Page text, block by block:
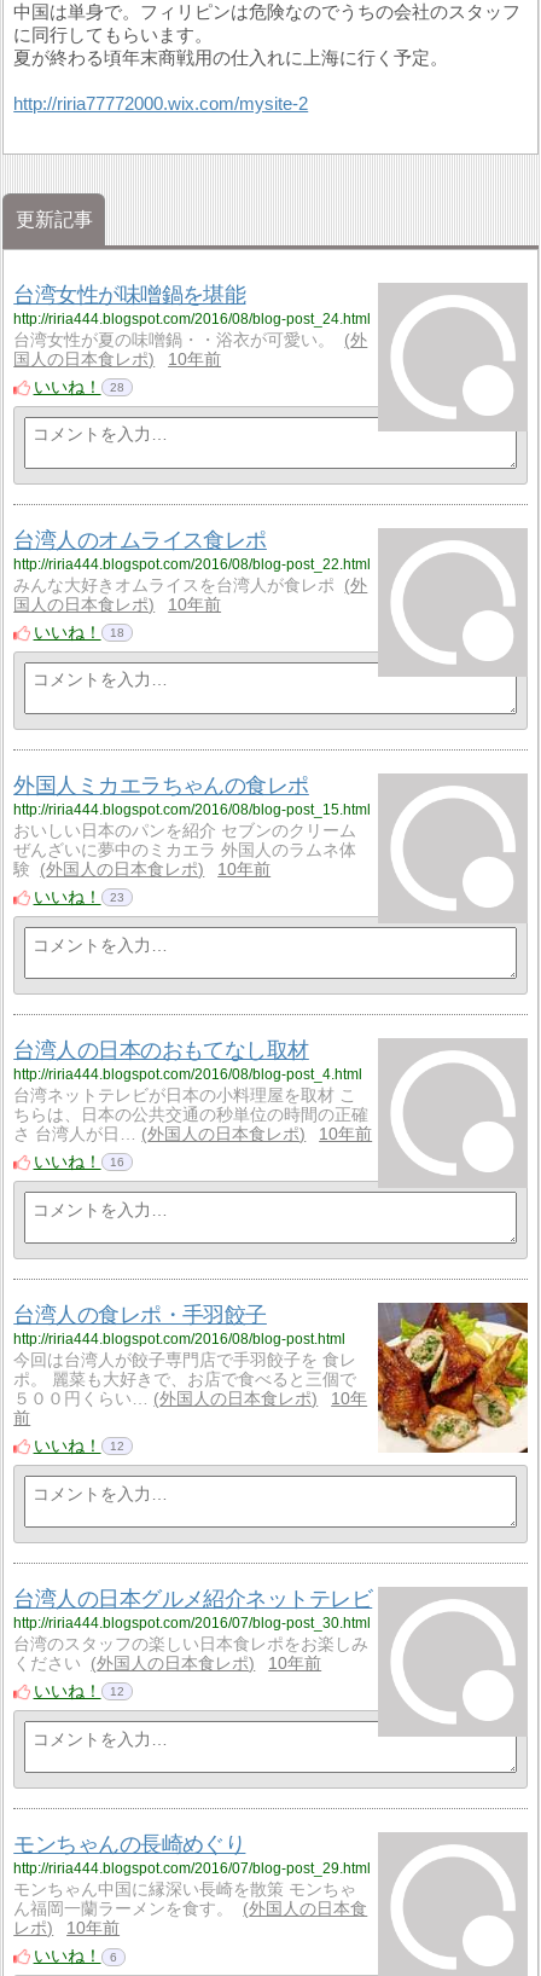
中国は単身で。フィリピンは危険なのでうちの会社のスタッフ
に同行してもらいます。
夏が終わる頃年末商戦用の仕入れに上海に行く予定。
http://riria77772000.wix.com/mysite-2
更新記事
台湾女性が味噌鍋を堪能
http://riria444.blogspot.com/2016/08/blog-post_24.html
台湾女性が夏の味噌鍋・・浴衣が可愛い。
外
国人の日本食レポ
10年前
いいね！
28
台湾人のオムライス食レポ
http://riria444.blogspot.com/2016/08/blog-post_22.html
みんな大好きオムライスを台湾人が食レポ
外
国人の日本食レポ
10年前
いいね！
18
外国人ミカエラちゃんの食レポ
http://riria444.blogspot.com/2016/08/blog-post_15.html
おいしい日本のパンを紹介 セブンのクリーム
ぜんざいに夢中のミカエラ 外国人のラムネ体
験
外国人の日本食レポ
10年前
いいね！
23
台湾人の日本のおもてなし取材
http://riria444.blogspot.com/2016/08/blog-post_4.html
台湾ネットテレビが日本の小料理屋を取材 こ
ちらは、日本の公共交通の秒単位の時間の正確
さ 台湾人が日…
外国人の日本食レポ
10年前
いいね！
16
台湾人の食レポ・手羽餃子
http://riria444.blogspot.com/2016/08/blog-post.html
今回は台湾人が餃子専門店で手羽餃子を 食レ
ポ。 麗菜も大好きで、お店で食べると三個で
５００円くらい…
外国人の日本食レポ
10年
前
いいね！
12
台湾人の日本グルメ紹介ネットテレビ
http://riria444.blogspot.com/2016/07/blog-post_30.html
台湾のスタッフの楽しい日本食レポをお楽しみ
ください
外国人の日本食レポ
10年前
いいね！
12
モンちゃんの長崎めぐり
http://riria444.blogspot.com/2016/07/blog-post_29.html
モンちゃん中国に縁深い長崎を散策 モンちゃ
ん福岡一蘭ラーメンを食す。
外国人の日本食
レポ
10年前
いいね！
6